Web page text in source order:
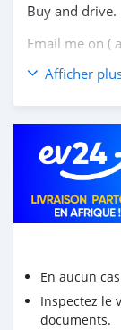
Buy and drive.
Email me on (
Afficher
En aucun
Inspectez le
documents.